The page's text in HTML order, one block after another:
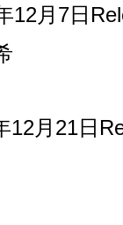
12月 7日
12月 21日